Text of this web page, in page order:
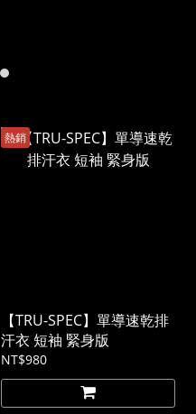
熱銷
【TRU-SPEC】單導速乾排
汗衣 短袖 緊身版
NT$980